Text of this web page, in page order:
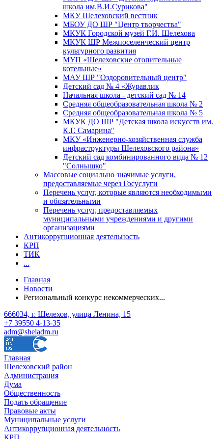
школа им.В.И.Сурикова"
МКУ Шелеховский вестник
МБОУ ДО ШР "Центр творчества"
МКУК Городской музей Г.И. Шелехова
МКУК ШР Межпоселенческий центр
культурного развития
МУП «Шелеховские отопительные
котельные»
МАУ ШР "Оздоровительный центр"
Детский сад № 4 «Журавлик
Начальная школа - детский сад № 14
Средняя общеобразовательная школа № 2
Средняя общеобразовательная школа № 5
МКУК ДО ШР "Детская школа искусств им.
К.Г. Самарина"
МКУ «Инженерно-хозяйственная служба
инфраструктуры Шелеховского района»
Детский сад комбинированного вида № 12
"Солнышко"
Массовые социально значимые услуги,
предоставляемые через Госуслуги
Перечень услуг, которые являются необходимыми
и обязательными
Перечень услуг, предоставляемых
муниципальными учреждениями и другими
организациями
Антикоррупционная деятельность
КРП
ТИК
...
Главная
Новости
Региональный конкурс некоммерческих...
666034, г. Шелехов, улица Ленина, 15
+7 39550 4-13-35
adm@sheladm.ru
Главная
Шелеховский район
Администрация
Дума
Общественность
Подать обращение
Правовые акты
Муниципальные услуги
Антикоррупционная деятельность
КРП